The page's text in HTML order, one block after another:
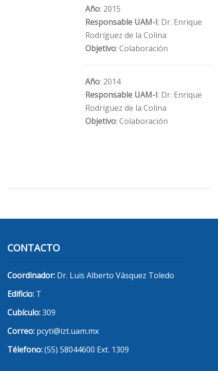
Año: 2015
Responsable UAM-I: Dr. Enrique
Rodríguez de la Colina
Objetivo: Colaboración
Año: 2014
Responsable UAM-I: Dr. Enrique
Rodríguez de la Colina
Objetivo: Colaboración
CONTACTO
Coordinador: Dr. Luis Alberto Vásquez Toledo
Edificio: T
Cubículo:309
Correo: pcyti@izt.uam.mx
Télefono:(55) 58044600 Ext. 1309